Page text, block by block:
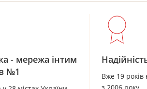
- мережа інтим
№1
Вже 19 років